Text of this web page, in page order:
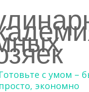
Готовьте с умом –
просто, экономно